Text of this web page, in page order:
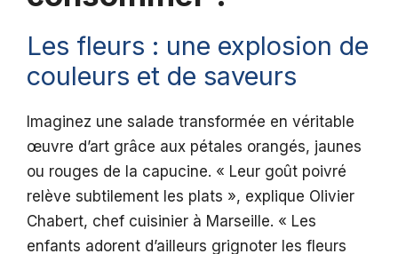
Les fleurs : une explosion de
couleurs et de saveurs
Imaginez une salade transformée en véritable
œuvre d’art grâce aux pétales orangés, jaunes
ou rouges de la capucine. « Leur goût poivré
relève subtilement les plats », explique Olivier
Chabert, chef cuisinier à Marseille. « Les
enfants adorent d’ailleurs grignoter les fleurs